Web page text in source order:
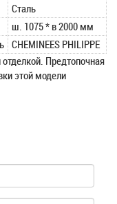
Сталь
ш. 1075 * в 2000 мм
CHEMINEES PHILIPPE
Предтопочная
этой модели